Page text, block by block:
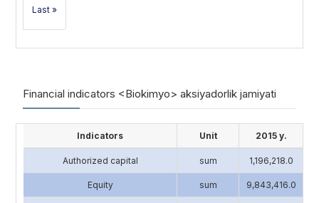
Last »
Financial indicators <Biokimyo> aksiyadorlik jamiyati
Indicators Unit 2015 y.
Authorized capital sum 1,196,218.0
Equity sum 9,843,416.0